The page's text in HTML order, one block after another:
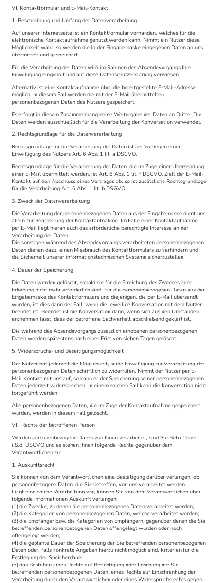
VI. Kontaktformular und E-Mail-Kontakt
1. Beschreibung und Umfang der Datenverarbeitung
Auf unserer Internetseite ist ein Kontaktformular vorhanden, welches für die
elektronische Kontaktaufnahme genutzt werden kann. Nimmt ein Nutzer diese
Möglichkeit wahr, so werden die in der Eingabemaske eingegeben Daten an uns
übermittelt und gespeichert.
Für die Verarbeitung der Daten wird im Rahmen des Absendevorgangs Ihre
Einwilligung eingeholt und auf diese Datenschutzerklärung verwiesen.
Alternativ ist eine Kontaktaufnahme über die bereitgestellte E-Mail-Adresse
möglich. In diesem Fall werden die mit der E-Mail übermittelten
personenbezogenen Daten des Nutzers gespeichert.
Es erfolgt in diesem Zusammenhang keine Weitergabe der Daten an Dritte. Die
Daten werden ausschließlich für die Verarbeitung der Konversation verwendet.
2. Rechtsgrundlage für die Datenverarbeitung
Rechtsgrundlage für die Verarbeitung der Daten ist bei Vorliegen einer
Einwilligung des Nutzers Art. 6 Abs. 1 lit. a DSGVO.
Rechtsgrundlage für die Verarbeitung der Daten, die im Zuge einer Übersendung
einer E-Mail übermittelt werden, ist Art. 6 Abs. 1 lit. f DSGVO. Zielt der E-Mail-
Kontakt auf den Abschluss eines Vertrages ab, so ist zusätzliche Rechtsgrundlage
für die Verarbeitung Art. 6 Abs. 1 lit. b DSGVO.
3. Zweck der Datenverarbeitung
Die Verarbeitung der personenbezogenen Daten aus der Eingabemaske dient uns
allein zur Bearbeitung der Kontaktaufnahme. Im Falle einer Kontaktaufnahme
per E-Mail liegt hieran auch das erforderliche berechtigte Interesse an der
Verarbeitung der Daten.
Die sonstigen während des Absendevorgangs verarbeiteten personenbezogenen
Daten dienen dazu, einen Missbrauch des Kontaktformulars zu verhindern und
die Sicherheit unserer informationstechnischen Systeme sicherzustellen.
4. Dauer der Speicherung
Die Daten werden gelöscht, sobald sie für die Erreichung des Zweckes ihrer
Erhebung nicht mehr erforderlich sind. Für die personenbezogenen Daten aus der
Eingabemaske des Kontaktformulars und diejenigen, die per E-Mail übersandt
wurden, ist dies dann der Fall, wenn die jeweilige Konversation mit dem Nutzer
beendet ist. Beendet ist die Konversation dann, wenn sich aus den Umständen
entnehmen lässt, dass der betroffene Sachverhalt abschließend geklärt ist.
Die während des Absendevorgangs zusätzlich erhobenen personenbezogenen
Daten werden spätestens nach einer Frist von sieben Tagen gelöscht.
5. Widerspruchs- und Beseitigungsmöglichkeit
Der Nutzer hat jederzeit die Möglichkeit, seine Einwilligung zur Verarbeitung der
personenbezogenen Daten schriftlich zu widerrufen. Nimmt der Nutzer per E-
Mail Kontakt mit uns auf, so kann er der Speicherung seiner personenbezogenen
Daten jederzeit widersprechen. In einem solchen Fall kann die Konversation nicht
fortgeführt werden.
Alle personenbezogenen Daten, die im Zuge der Kontaktaufnahme gespeichert
wurden, werden in diesem Fall gelöscht.
VII. Rechte der betroffenen Person
Werden personenbezogene Daten von Ihnen verarbeitet, sind Sie Betroffener
i.S.d. DSGVO und es stehen Ihnen folgende Rechte gegenüber dem
Verantwortlichen zu:
1. Auskunftsrecht
Sie können von dem Verantwortlichen eine Bestätigung darüber verlangen, ob
personenbezogene Daten, die Sie betreffen, von uns verarbeitet werden.
Liegt eine solche Verarbeitung vor, können Sie von dem Verantwortlichen über
folgende Informationen Auskunft verlangen:
(1) die Zwecke, zu denen die personenbezogenen Daten verarbeitet werden;
(2) die Kategorien von personenbezogenen Daten, welche verarbeitet werden;
(3) die Empfänger bzw. die Kategorien von Empfängern, gegenüber denen die Sie
betreffenden personenbezogenen Daten offengelegt wurden oder noch
offengelegt werden;
(4) die geplante Dauer der Speicherung der Sie betreffenden personenbezogenen
Daten oder, falls konkrete Angaben hierzu nicht möglich sind, Kriterien für die
Festlegung der Speicherdauer;
(5) das Bestehen eines Rechts auf Berichtigung oder Löschung der Sie
betreffenden personenbezogenen Daten, eines Rechts auf Einschränkung der
Verarbeitung durch den Verantwortlichen oder eines Widerspruchsrechts gegen